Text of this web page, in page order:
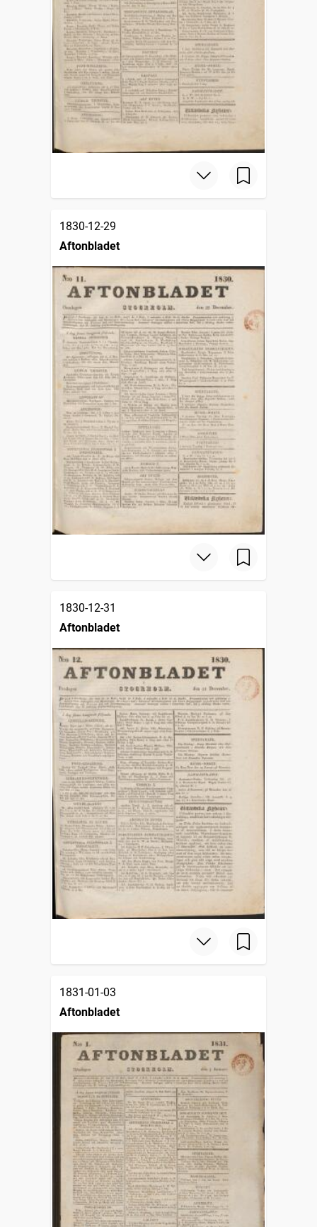
1830-12-29
Aftonbladet
1830-12-31
Aftonbladet
1831-01-03
Aftonbladet